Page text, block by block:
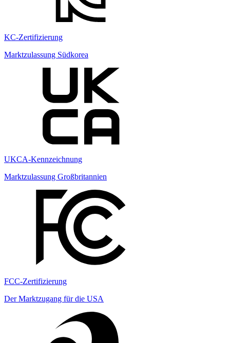
KC-Zertifizierung
Marktzulassung Südkorea
UKCA-Kennzeichnung
Marktzulassung Großbritannien
FCC-Zertifizierung
Der Marktzugang für die USA